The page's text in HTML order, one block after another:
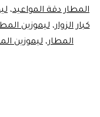
المطار دقة المواعيد،
كبار الزوار،ليموزين
المطار، ليموزين